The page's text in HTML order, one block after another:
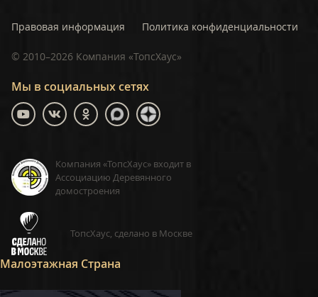
Мы в социальных сетях
Компания «ТопсХаус» входит в
Ассоциацию Деревянного
домостроения
ТопсХаус, сделано в Москве
Малоэтажная Страна
Правовая информация Политика конфиденциальности
© 2010–2026 Компания «ТопсХаус»